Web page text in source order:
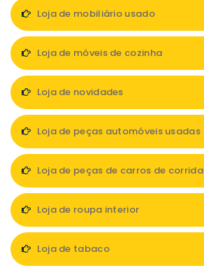
Loja de mobiliário usado
Loja de móveis de cozinha
Loja de novidades
Loja de peças automóveis usadas
Loja de peças de carros de corrida
Loja de roupa interior
Loja de tabaco